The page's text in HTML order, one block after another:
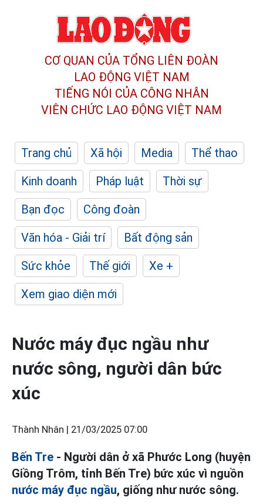
CƠ QUAN CỦA TỔNG LIÊN ĐOÀN
LAO ĐỘNG VIỆT NAM
TIẾNG NÓI CỦA CÔNG NHÂN
VIÊN CHỨC LAO ĐỘNG VIỆT NAM
Trang chủ Xã hội Media
Thể thao
Kinh doanh
Pháp luật
Thời sự
Bạn đọc
Công đoàn
Văn hóa - Giải trí
Bất động sản
Sức khỏe
Thế giới
Xe +
Xem giao diện mới
Nước máy đục ngầu như
nước sông, người dân bức
xúc
Thành Nhân | 21/03/2025 07:00
Bến Tre - Người dân ở xã Phước Long (huyện
Giồng Trôm, tỉnh Bến Tre) bức xúc vì nguồn
nước máy đục ngầu, giống như nước sông.